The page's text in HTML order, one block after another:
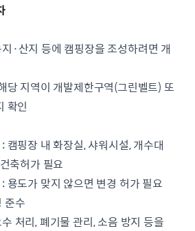
·산지 등에 캠핑장을 조성하려면 개
당 지역이 개발제한구역(그린벨트) 또
확인
캠핑장 내 화장실, 샤워시설, 개수대
축허가 필요
용도가 맞지 않으면 변경 허가 필요
준수
처리, 폐기물 관리, 소음 방지 등을